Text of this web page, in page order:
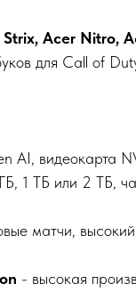
Acer Nitro,
для Call of
AI, видеокарта
1 ТБ или 2 ТБ,
матчи, высокий
- высокая